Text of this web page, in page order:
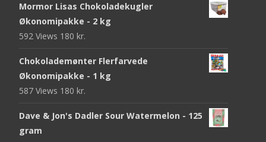
Mormor Lisas Chokoladekugler
Økonomipakke - 2 kg
592 Views 180 kr.
Chokolademønter Flerfarvede
Økonomipakke - 1 kg
587 Views 180 kr.
Dave & Jon's Dadler Sour Watermelon - 125
gram